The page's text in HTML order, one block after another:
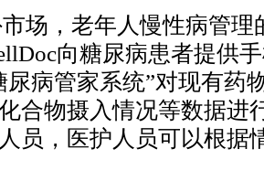
，老年人慢性病管理
向糖尿病患者提供
尿病管家系统”对现有药
合物摄入情况等数据进
员，医护人员可以根据